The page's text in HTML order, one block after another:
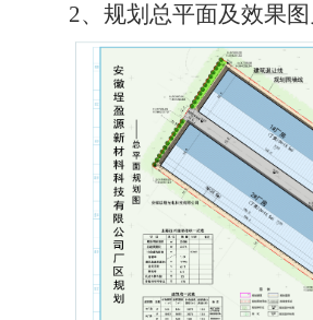
2、 规划总平面及效果图